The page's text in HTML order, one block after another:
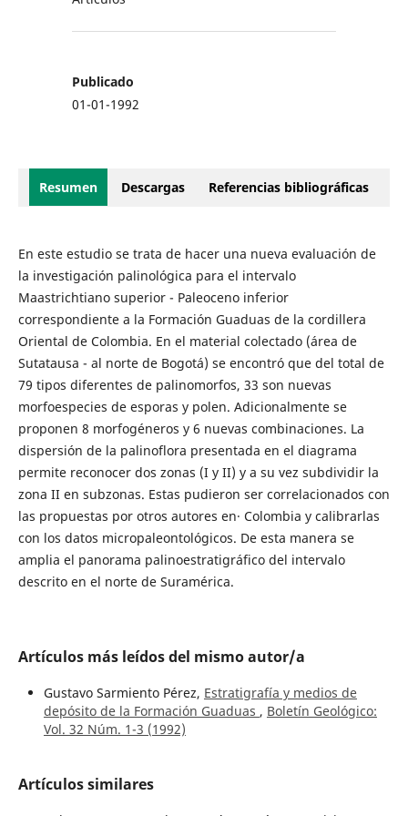
Publicado
01-01-1992
Resumen Descargas Referencias bibliográficas
En este estudio se trata de hacer una nueva evaluación de
la investigación palinológica para el intervalo
Maastrichtiano superior - Paleoceno inferior
correspondiente a la Formación Guaduas de la cordillera
Oriental de Colombia. En el material colectado (área de
Sutatausa - al norte de Bogotá) se encontró que del total de
79 tipos diferentes de palinomorfos, 33 son nuevas
morfoespecies de esporas y polen. Adicionalmente se
proponen 8 morfogéneros y 6 nuevas combinaciones. La
dispersión de la palinoflora presentada en el diagrama
permite reconocer dos zonas (I y II) y a su vez subdividir la
zona II en subzonas. Estas pudieron ser correlacionados con
las propuestas por otros autores en· Colombia y calibrarlas
con los datos micropaleontológicos. De esta manera se
amplia el panorama palinoestratigráfico del intervalo
descrito en el norte de Suramérica.
Artículos más leídos del mismo autor/a
Gustavo Sarmiento Pérez, Estratigrafía y medios de
depósito de la Formación Guaduas , Boletín Geológico:
Vol. 32 Núm. 1-3 (1992)
Artículos similares